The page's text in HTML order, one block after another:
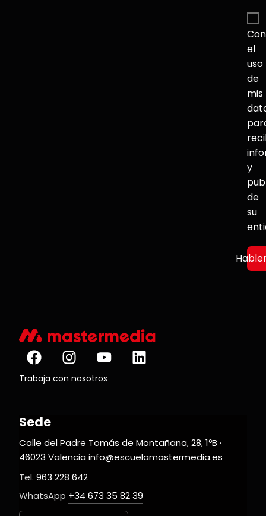
el
uso
de
mis
y
de
su
Trabaja con nosotros
Sede
Calle del Padre Tomás de Montañana, 28, 1ºB ·
46023 Valencia info@escuelamastermedia.es
Tel. 963 228 642
WhatsApp +34 673 35 82 39